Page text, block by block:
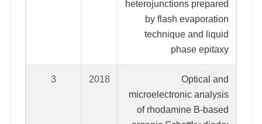
heterojunctions prepared
by flash evaporation
technique and liquid
phase epitaxy
Optical and
microelectronic analysis
of rhodamine B-based
2018
3